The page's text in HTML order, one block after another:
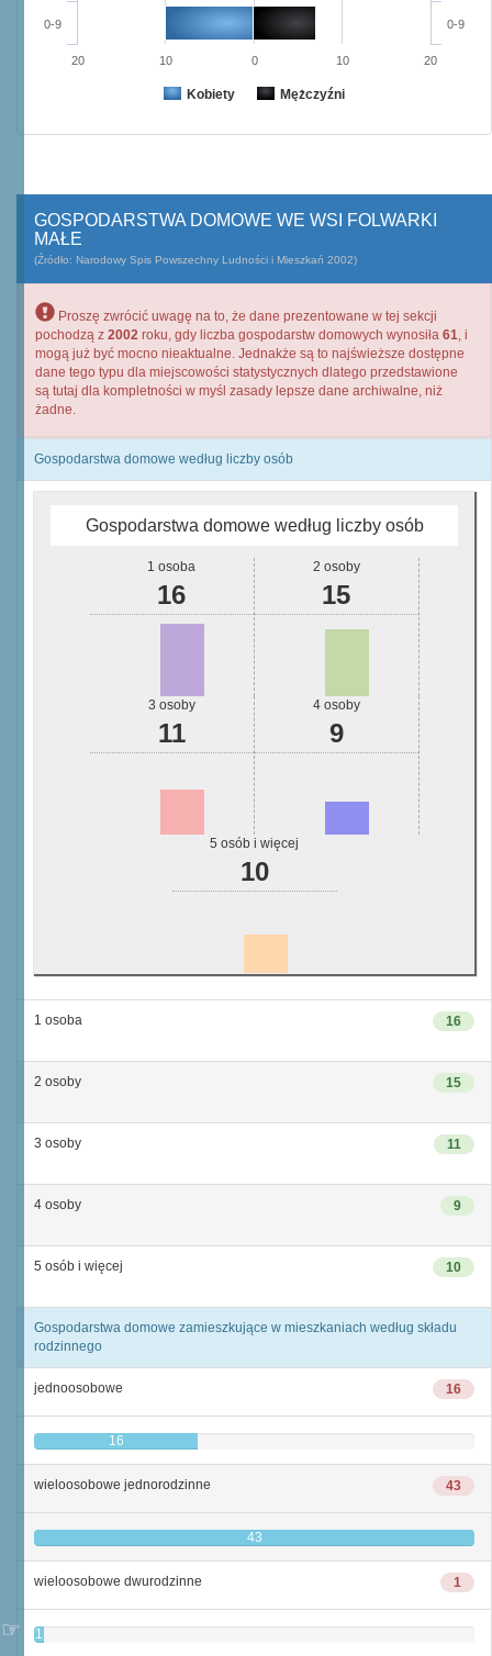
Kobiety Mężczyźni
0-9 0-9
20 10 0 10 20
GOSPODARSTWA DOMOWE WE WSI FOLWARKI
MAŁE
(Źródło: Narodowy Spis Powszechny Ludności i Mieszkań 2002)
Proszę zwrócić uwagę na to, że dane prezentowane w tej sekcji
pochodzą z 2002 roku, gdy liczba gospodarstw domowych wynosiła 61, i
mogą już być mocno nieaktualne. Jednakże są to najświeższe dostępne
dane tego typu dla miejscowości statystycznych dlatego przedstawione
są tutaj dla kompletności w myśl zasady lepsze dane archiwalne, niż
żadne.
Gospodarstwa domowe według liczby osób
Gospodarstwa domowe według liczby osób
1 osoba
16
2 osoby
15
3 osoby
11
4 osoby
9
5 osób i więcej
10
16
1 osoba
15
2 osoby
11
3 osoby
9
4 osoby
10
5 osób i więcej
Gospodarstwa domowe zamieszkujące w mieszkaniach według składu
rodzinnego
16
jednoosobowe
16
43
wieloosobowe jednorodzinne
43
1
wieloosobowe dwurodzinne
1